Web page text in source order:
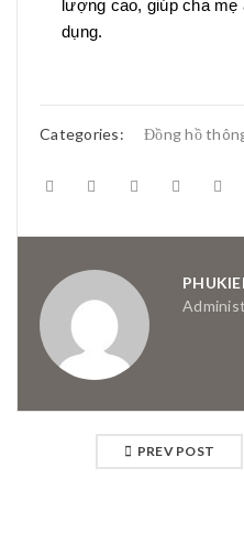
lượng cao, giúp cha
dụng.
Categories: Đồng hồ
PREV POST